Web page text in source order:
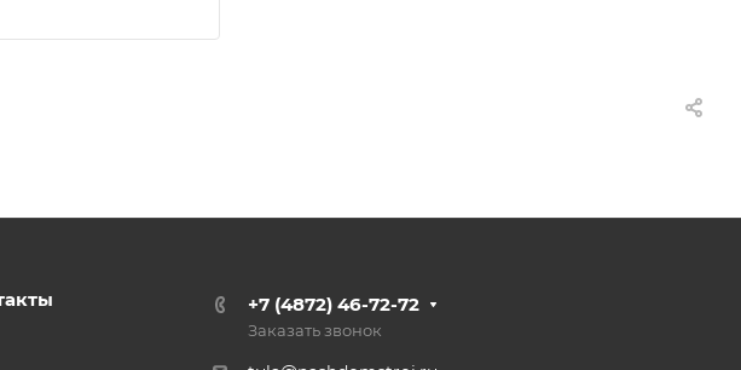
+7 (4872) 46-72-72
Заказать звонок